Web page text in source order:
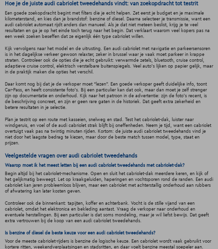
Hoe je de juiste audi cabriolet tweedehands vindt: van zoekopdracht tot testrit
Een goede zoekopdracht begint met filters die je echt helpen. Zet eerst je budget en je maximale
kilometerstand, en kies dan je brandstof: benzine of diesel. Daarna selecteer je transmissie, want een
audi cabriolet automaat rijdt anders dan manueel. Als je dat niet meteen beslist, krijg je te veel
resultaten en ga je op het einde toch terug naar het begin. Dat verklaart waarom veel kopers pas na
een week zoeken beseffen dat ze eigenlijk één type cabriolet willen.
Kijk vervolgens naar het model en de uitrusting. Een audi cabriolet met navigatie en parkeersensoren
is in het dagelijkse verkeer gewoon relaxter, zeker in brussel waar je vaak moet parkeer in krappe
straten. Controleer ook de opties die je echt gebruikt: verwarmde zetels, bluetooth, cruise control,
adaptieve cruise control, elektrisch verstelbare buitenspiegels. Veel auto’s lijken op papier gelijk, maar
in de praktijk maken die opties het verschil.
Daar komt nog bij dat je de verkoper moet “lezen”. Een goede verkoper geeft duidelijke info, toont
Car-Pass, en heeft consistente foto’s. Bij een particulier kan dat ook, maar dan moet je zelf strenger
zijn op documentatie en onderhoud. Kijk naar het patroon in de advertentie: zijn de foto’s recent, is
de beschrijving concreet, en zijn er geen rare gaten in de historiek. Dat geeft extra zekerheid en
betere resultaten in je selectie.
Plan je testrit op een route met kasseien, snelweg en stad. Test het cabriolet-dak, luister naar
windgeruis, en voel of de audi cabriolet strak blijft bij oneffenheden. Neem je tijd, want een cabriolet
overtuigt vaak pas na twintig minuten rijden. Kortom: de juiste audi cabriolet tweedehands vind je
niet door het laagste bedrag te kiezen, maar door de beste match tussen model, type, staat en
prijzen.
Veelgestelde vragen over audi cabriolet tweedehands
Waarop moet ik het meest letten bij een audi cabriolet tweedehands met cabriolet-dak?
Begin altijd bij het cabriolet-mechanisme. Open en sluit het cabriolet-dak meerdere keren, en kijk of
het gelijkmatig beweegt. Let op kraakgeluiden, haperingen en vochtsporen rond de randen. Een audi
cabriolet kan jaren probleemloos blijven, maar een cabriolet met achterstallig onderhoud aan rubbers
of afwatering kan later kosten geven.
Controleer ook de binnenkant: tapijten, koffer en achterbank. Vocht is de stille vijand van een
cabriolet, omdat het elektronica en bekleding aantast. Vraag de verkoper naar onderhoud en
eventuele herstellingen. Bij een particulier is dat soms mondeling, maar je wil liefst bewijs. Dat geeft
extra vertrouwen bij de koop van een audi cabriolet tweedehands.
Is benzine of diesel de beste keuze voor een audi cabriolet tweedehands?
Voor de meeste cabriolet-rijders is benzine de logische keuze. Een cabriolet wordt vaak gebruikt voor
kortere ritten, weekendverplaatsingen en stadsritten, en daar voelt benzine meestal soepeler aan.